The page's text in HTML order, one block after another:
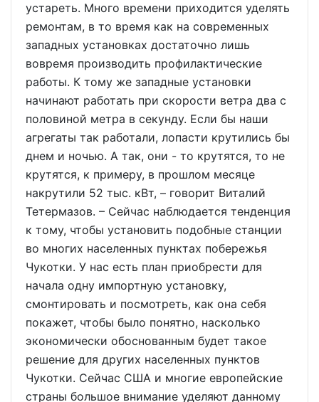
устареть. Много времени приходится уделять
ремонтам, в то время как на современных
западных установках достаточно лишь
вовремя производить профилактические
работы. К тому же западные установки
начинают работать при скорости ветра два с
половиной метра в секунду. Если бы наши
агрегаты так работали, лопасти крутились бы
днем и ночью. А так, они - то крутятся, то не
крутятся, к примеру, в прошлом месяце
накрутили 52 тыс. кВт, – говорит Виталий
Тетермазов. – Сейчас наблюдается тенденция
к тому, чтобы установить подобные станции
во многих населенных пунктах побережья
Чукотки. У нас есть план приобрести для
начала одну импортную установку,
смонтировать и посмотреть, как она себя
покажет, чтобы было понятно, насколько
экономически обоснованным будет такое
решение для других населенных пунктов
Чукотки. Сейчас США и многие европейские
страны большое внимание уделяют данному